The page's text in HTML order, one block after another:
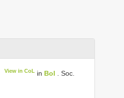
View in CoL in Bol . Soc.